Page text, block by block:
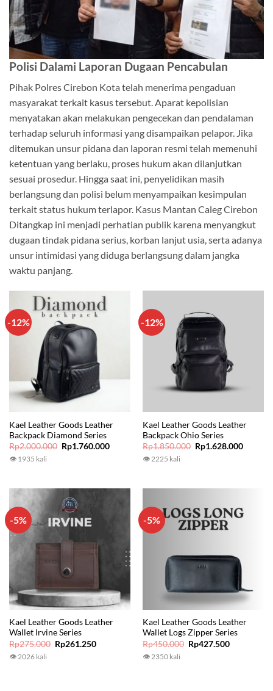
Polisi Dalami Laporan Dugaan Pencabulan
Pihak Polres Cirebon Kota telah menerima pengaduan
masyarakat terkait kasus tersebut. Aparat kepolisian
menyatakan akan melakukan pengecekan dan pendalaman
terhadap seluruh informasi yang disampaikan pelapor. Jika
ditemukan unsur pidana dan laporan resmi telah memenuhi
ketentuan yang berlaku, proses hukum akan dilanjutkan
sesuai prosedur. Hingga saat ini, penyelidikan masih
berlangsung dan polisi belum menyampaikan kesimpulan
terkait status hukum terlapor. Kasus Mantan Caleg Cirebon
Ditangkap ini menjadi perhatian publik karena menyangkut
dugaan tindak pidana serius, korban lanjut usia, serta adanya
unsur intimidasi yang diduga berlangsung dalam jangka
waktu panjang.
-12%
Kael Leather Goods Leather
Backpack Diamond Series
Rp2.000.000 Original
price
Rp1.760.000Current
👁 1935 kali
-12%
Kael Leather Goods Leather
Backpack Ohio Series
Rp1.850.000 Original
price
Rp1.628.000Current
👁 2225 kali
-5%
Kael Leather Goods Leather
Wallet Irvine Series
Rp275.000 Original
price
Rp261.250Current
👁 2026 kali
-5%
Kael Leather Goods Leather
Wallet Logs Zipper Series
Rp450.000 Original
price
Rp427.500Current
👁 2350 kali